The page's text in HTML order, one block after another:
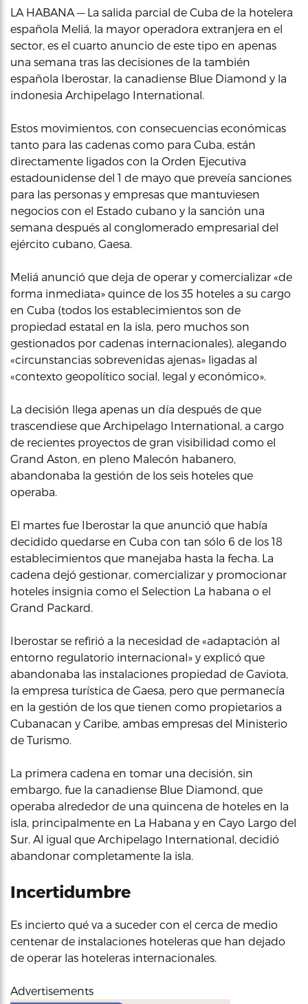
LA HABANA — La salida parcial de Cuba de la hotelera
española Meliá, la mayor operadora extranjera en el
sector, es el cuarto anuncio de este tipo en apenas
una semana tras las decisiones de la también
española Iberostar, la canadiense Blue Diamond y la
indonesia Archipelago International.
Estos movimientos, con consecuencias económicas
tanto para las cadenas como para Cuba, están
directamente ligados con la Orden Ejecutiva
estadounidense del 1 de mayo que preveía sanciones
para las personas y empresas que mantuviesen
negocios con el Estado cubano y la sanción una
semana después al conglomerado empresarial del
ejército cubano, Gaesa.
Meliá anunció que deja de operar y comercializar «de
forma inmediata» quince de los 35 hoteles a su cargo
en Cuba (todos los establecimientos son de
propiedad estatal en la isla, pero muchos son
gestionados por cadenas internacionales), alegando
«circunstancias sobrevenidas ajenas» ligadas al
«contexto geopolítico social, legal y económico».
La decisión llega apenas un día después de que
trascendiese que Archipelago International, a cargo
de recientes proyectos de gran visibilidad como el
Grand Aston, en pleno Malecón habanero,
abandonaba la gestión de los seis hoteles que
operaba.
El martes fue Iberostar la que anunció que había
decidido quedarse en Cuba con tan sólo 6 de los 18
establecimientos que manejaba hasta la fecha. La
cadena dejó gestionar, comercializar y promocionar
hoteles insignia como el Selection La habana o el
Grand Packard.
Iberostar se refirió a la necesidad de «adaptación al
entorno regulatorio internacional» y explicó que
abandonaba las instalaciones propiedad de Gaviota,
la empresa turística de Gaesa, pero que permanecía
en la gestión de los que tienen como propietarios a
Cubanacan y Caribe, ambas empresas del Ministerio
de Turismo.
La primera cadena en tomar una decisión, sin
embargo, fue la canadiense Blue Diamond, que
operaba alrededor de una quincena de hoteles en la
isla, principalmente en La Habana y en Cayo Largo del
Sur. Al igual que Archipelago International, decidió
abandonar completamente la isla.
Incertidumbre
Es incierto qué va a suceder con el cerca de medio
centenar de instalaciones hoteleras que han dejado
de operar las hoteleras internacionales.
Advertisements